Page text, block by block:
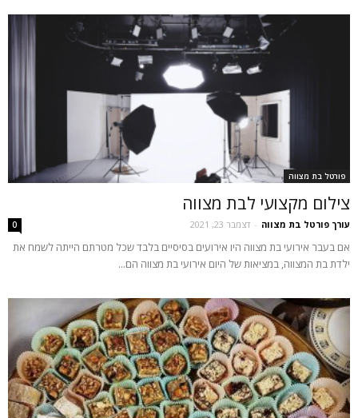
פורטל בת מצווה
צילום מקצועי לבת מצווה
עורך פורטל בת מצווה - דצמבר 23, 2021 0
אם בעבר אירועי בת מצווה היו אירועים בסיסיים בלבד שכל מטרתם הייתה לשמח את
ילדת בת המצווה, במציאות של היום אירועי בת מצווה הם...